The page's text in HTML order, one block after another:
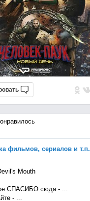
фильмов, сериалов и т.п.
Mouth
СПАСИБО сюда - ...
- ...